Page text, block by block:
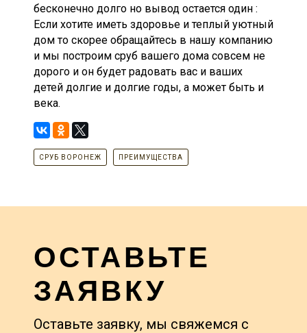
бесконечно долго но вывод остается один :
Если хотите иметь здоровье и теплый уютный
дом то скорее обращайтесь в нашу компанию
и мы построим сруб вашего дома совсем не
дорого и он будет радовать вас и ваших
детей долгие и долгие годы, а может быть и
века.
СРУБ ВОРОНЕЖ ПРЕИМУЩЕСТВА
ОСТАВЬТЕ
ЗАЯВКУ
Оставьте заявку, мы свяжемся с